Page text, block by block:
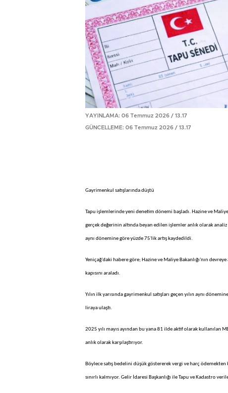
YAYINLAMA: 06 Temmuz 2026 / 13.17
GÜNCELLEME: 06 Temmuz 2026 / 13.17
Gayrimenkul satışlarında düştü
Tapu işlemlerinde yeni denetim dönemi başladı. Hazine ve Maliye
gerçek değerinin altında beyan edilen işlemler anlık olarak
aynı dönemine göre yüzde 75'lik artış kaydedildi.
Yeniçağ'daki habere göre; Hazine ve Maliye Bakanlığı'nın
kapısını araladı.
Yılın ilk yarısında gayrimenkul satışları geçen yılın aynı
liraya ulaştı.
2025 yılı mayıs ayından bu yana 81 ilde aktif olarak kullanılan
anlık olarak karşılaştırıyor.
Böylece satış bedelini düşük göstererek vergi ve harç
sınırlı kalmıyor. Gelir İdaresi Başkanlığı ile Tapu ve Kadastro